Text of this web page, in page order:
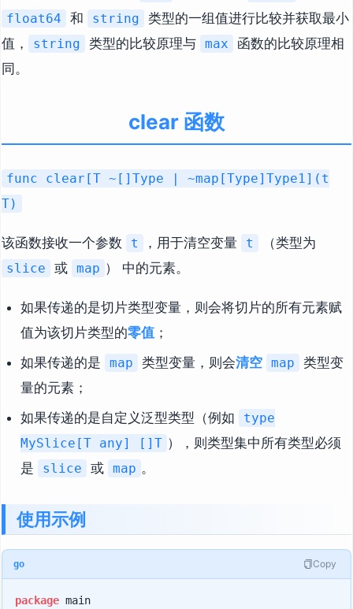
float64 和 string
类型的一组值进行比较并获取最小
值，
string 类型的比较原理与 max
函数的比较原理相
同。
clear 函数
func clear[T ~[]Type | ~map[Type]Type1](t
T)
该函数接收一个参数 t ，用于清空变量 t （类型为
slice 或 map ） 中的元素。
如果传递的是切片类型变量，则会将切片的所有元素赋
值为该切片类型的零值；
如果传递的是
map 类型变量，则会清空 map
类型变
量的元素；
如果传递的是自定义泛型类型（例如
type
MySlice[T any] []T ），则类型集中所有类型必须
是
slice 或 map 。
使用示例
go Copy
package main